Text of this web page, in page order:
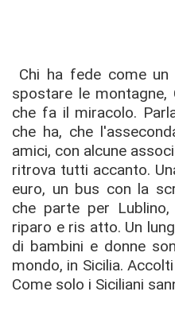
Chi ha fede come
spostare le
che fa il miracolo.
che ha, che
amici, con alcune
ritrova tutti accanto.
euro, un bus con la
che parte per
riparo e ris atto. Un
di bambini e donne
mondo, in Sicilia.
Come solo i Siciliani